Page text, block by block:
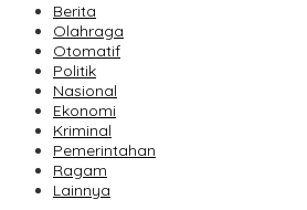
Berita
Olahraga
Otomatif
Politik
Nasional
Ekonomi
Kriminal
Pemerintahan
Ragam
Lainnya